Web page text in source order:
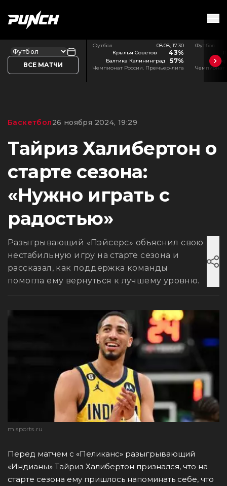
ВСЕ МАТЧИ
Футбол
08.08, 17:30
Крылья Советов
43%
Балтика Калининград 57%
Чемпионат России. Премьер-лига
Футбол
Чемпионат
Баскетбол26 ноября 2024, 19:29
Тайриз Халибертон о
старте сезона:
«Нужно играть с
радостью»
Разыгрывающий «Пэйсерс» объяснил свою
нестабильную игру на старте сезона и
рассказал, как поддержка команды
помогла ему вернуться к лучшему уровню.
m.sports.ru
Перед матчем с «Пеликанс» разыгрывающий
«Индианы» Тайриз Халибертон признался, что на
старте сезона ему пришлось напоминать себе, что